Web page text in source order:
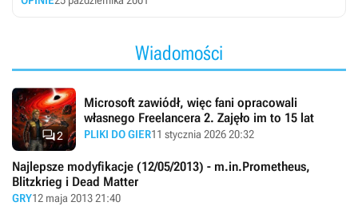
Wiadomości
2
Microsoft zawiódł, więc fani opracowali
własnego Freelancera 2. Zajęło im to 15 lat
PLIKI DO GIER11 stycznia 2026 20:32
Najlepsze modyfikacje (12/05/2013) - m.in.Prometheus,
Blitzkrieg i Dead Matter
GRY12 maja 2013 21:40